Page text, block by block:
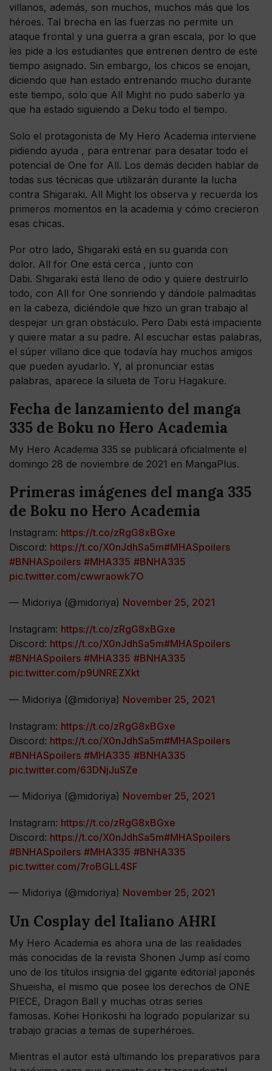
villanos, además, son muchos, muchos más que los
héroes. Tal brecha en las fuerzas no permite un
ataque frontal y una guerra a gran escala, por lo que
les pide a los estudiantes que entrenen dentro de este
tiempo asignado. Sin embargo, los chicos se enojan,
diciendo que han estado entrenando mucho durante
este tiempo, solo que All Might no pudo saberlo ya
que ha estado siguiendo a Deku todo el tiempo.
Solo el protagonista de My Hero Academia interviene
pidiendo ayuda , para entrenar para desatar todo el
potencial de One for All. Los demás deciden hablar de
todas sus técnicas que utilizarán durante la lucha
contra Shigaraki. All Might los observa y recuerda los
primeros momentos en la academia y cómo crecieron
esas chicas.
Por otro lado, Shigaraki está en su guarida con
dolor. All for One está cerca , junto con
Dabi. Shigaraki está lleno de odio y quiere destruirlo
todo, con All for One sonriendo y dándole palmaditas
en la cabeza, diciéndole que hizo un gran trabajo al
despejar un gran obstáculo. Pero Dabi está impaciente
y quiere matar a su padre. Al escuchar estas palabras,
el súper villano dice que todavía hay muchos amigos
que pueden ayudarlo. Y, al pronunciar estas
palabras, aparece la silueta de Toru Hagakure.
Fecha de lanzamiento del manga
335 de Boku no Hero Academia
My Hero Academia 335 se publicará oficialmente el
domingo 28 de noviembre de 2021 en MangaPlus.
Primeras imágenes del manga 335
de Boku no Hero Academia
Instagram: https://t.co/zRgG8xBGxe
Discord: https://t.co/X0nJdhSa5m#MHASpoilers
#BNHASpoilers #MHA335 #BNHA335
pic.twitter.com/cwwraowk7O
— Midoriya (@midoriya) November 25, 2021
Instagram: https://t.co/zRgG8xBGxe
Discord: https://t.co/X0nJdhSa5m#MHASpoilers
#BNHASpoilers #MHA335 #BNHA335
pic.twitter.com/p9UNREZXkt
— Midoriya (@midoriya) November 25, 2021
Instagram: https://t.co/zRgG8xBGxe
Discord: https://t.co/X0nJdhSa5m#MHASpoilers
#BNHASpoilers #MHA335 #BNHA335
pic.twitter.com/63DNjJuSZe
— Midoriya (@midoriya) November 25, 2021
Instagram: https://t.co/zRgG8xBGxe
Discord: https://t.co/X0nJdhSa5m#MHASpoilers
#BNHASpoilers #MHA335 #BNHA335
pic.twitter.com/7roBGLL4SF
— Midoriya (@midoriya) November 25, 2021
Un Cosplay del Italiano AHRI
My Hero Academia es ahora una de las realidades
más conocidas de la revista Shonen Jump así como
uno de los títulos insignia del gigante editorial japonés
Shueisha, el mismo que posee los derechos de ONE
PIECE, Dragon Ball y muchas otras series
famosas. Kohei Horikoshi ha logrado popularizar su
trabajo gracias a temas de superhéroes.
Mientras el autor está ultimando los preparativos para